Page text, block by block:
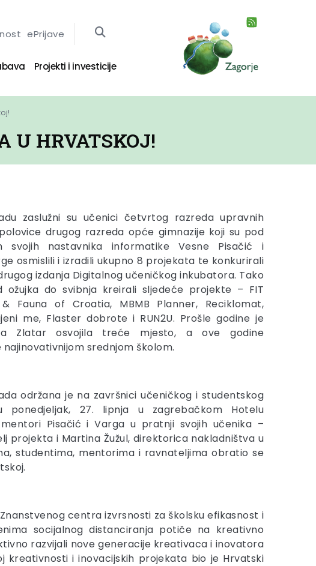
ePrijave
Projekti i investicije
U HRVATSKOJ!
zaslužni su učenici četvrtog razreda upravnih
drugog razreda opće gimnazije koji su pod
svojih nastavnika informatike Vesne Pisačić i
osmislili i izradili ukupno 8 projekata te konkurirali
izdanja Digitalnog učeničkog inkubatora. Tako
ožujka do svibnja kreirali sljedeće projekte – FIT
& Fauna of Croatia, MBMB Planner, Reciklomat,
me, Flaster dobrote i RUN2U. Prošle godine je
Zlatar osvojila treće mjesto, a ove godine
najinovativnijom srednjom školom.
održana je na završnici učeničkog i studentskog
ponedjeljak, 27. lipnja u zagrebačkom Hotelu
Pisačić i Varga u pratnji svojih učenika –
projekta i Martina Žužul, direktorica nakladništva u
studentima, mentorima i ravnateljima obratio se
centra izvrsnosti za školsku efikasnost i
socijalnog distanciranja potiče na kreativno
razvijali nove generacije kreativaca i inovatora
kreativnosti i inovacijskih projekata bio je Hrvatski